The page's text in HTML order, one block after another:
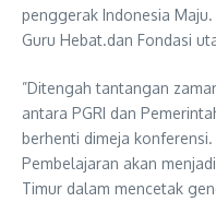
penggerak Indonesia Maju.
​Guru Hebat.dan Fondasi
​”​Ditengah tantangan
antara PGRI dan
berhenti dimeja
Pembelajaran akan
Timur dalam mencetak